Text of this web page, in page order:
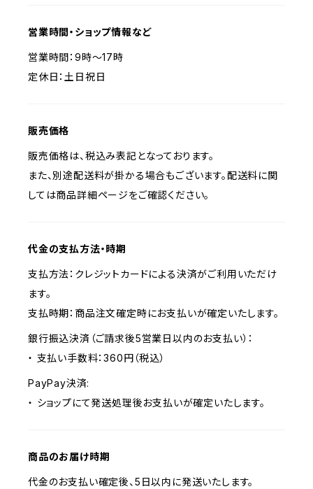
営業時間・ショップ情報など
営業時間：9時〜17時
定休日：土日祝日
販売価格
販売価格は、税込み表記となっております。
また、別途配送料が掛かる場合もございます。配送料に関
しては商品詳細ページをご確認ください。
代金の支払方法・時期
支払方法：クレジットカードによる決済がご利用いただけ
ます。
支払時期：商品注文確定時にお支払いが確定いたします。
銀行振込決済（ご請求後5営業日以内のお支払い）：
・ 支払い手数料：360円（税込）
PayPay決済:
・ ショップにて発送処理後お支払いが確定いたします。
商品のお届け時期
代金のお支払い確定後、5日以内に発送いたします。